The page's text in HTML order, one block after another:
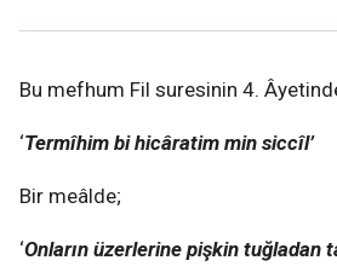
Bu mefhum Fil suresinin 4.
‘Termîhim bi hicâratim min siccîl’
Bir meâlde;
‘Onların üzerlerine pişkin tuğladan